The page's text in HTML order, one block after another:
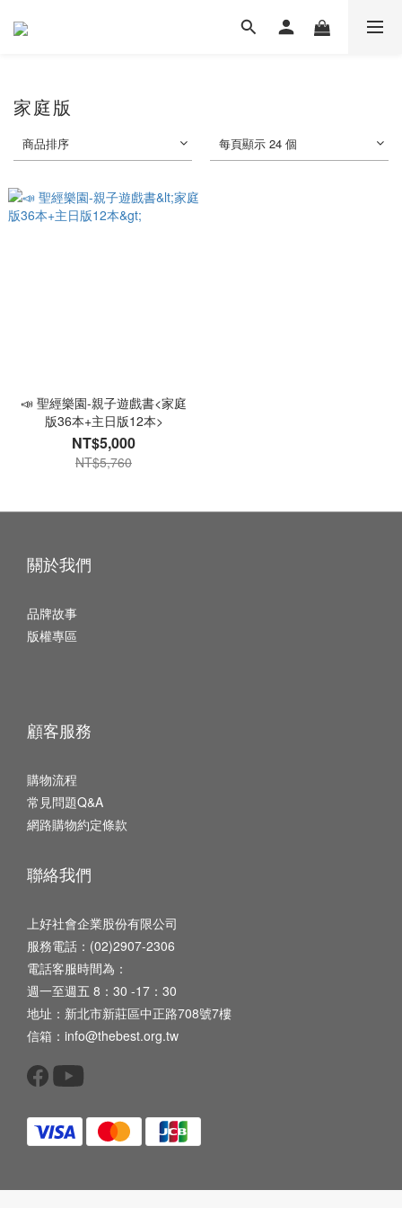
家庭版
商品排序 每頁顯示 24 個
📣 聖經樂園-親子遊戲書<家庭
版36本+主日版12本>
NT$5,000
NT$5,760
關於我們
品牌故事
版權專區
顧客服務
購物流程
常見問題Q&A
網路購物約定條款
聯絡我們
上好社會企業股份有限公司
服務電話：(02)2907-2306
電話客服時間為：
週一至週五 8：30 -17：30
地址：新北市新莊區中正路708號7樓
信箱：info@thebest.org.tw